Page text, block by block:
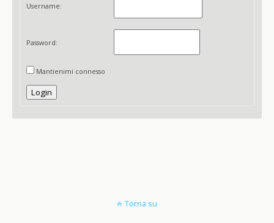
Username:
Password:
Mantienimi connesso
Login
Torna su